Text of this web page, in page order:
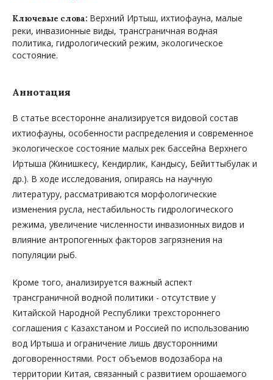
Ключевые слова: Верхний Иртыш, ихтиофауна, малые
реки, инвазионные виды, трансграничная водная
политика, гидрологический режим, экологическое
состояние.
Аннотация
В статье всесторонне анализируется видовой состав
ихтиофауны, особенности распределения и современное
экологическое состояние малых рек бассейна Верхнего
Иртыша (Жинишкесу, Кендирлик, Кандысу, Бейиттыбулак и
др.). В ходе исследования, опираясь на научную
литературу, рассматриваются морфологические
изменения русла, нестабильность гидрологического
режима, увеличение численности инвазионных видов и
влияние антропогенных факторов загрязнения на
популяции рыб.
Кроме того, анализируется важный аспект
трансграничной водной политики - отсутствие у
Китайской Народной Республики трехстороннего
соглашения с Казахстаном и Россией по использованию
вод Иртыша и ограничение лишь двусторонними
договоренностями. Рост объемов водозабора на
территории Китая, связанный с развитием орошаемого